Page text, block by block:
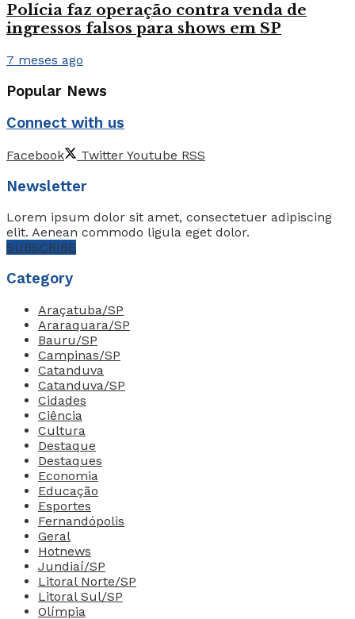
Polícia faz operação contra venda de
ingressos falsos para shows em SP
7 meses ago
Popular News
Connect with us
Facebook Twitter Youtube RSS
Newsletter
Lorem ipsum dolor sit amet, consectetuer adipiscing
elit. Aenean commodo ligula eget dolor.
SUBSCRIBE
Category
Araçatuba/SP
Araraquara/SP
Bauru/SP
Campinas/SP
Catanduva
Catanduva/SP
Cidades
Ciência
Cultura
Destaque
Destaques
Economia
Educação
Esportes
Fernandópolis
Geral
Hotnews
Jundiaí/SP
Litoral Norte/SP
Litoral Sul/SP
Olímpia